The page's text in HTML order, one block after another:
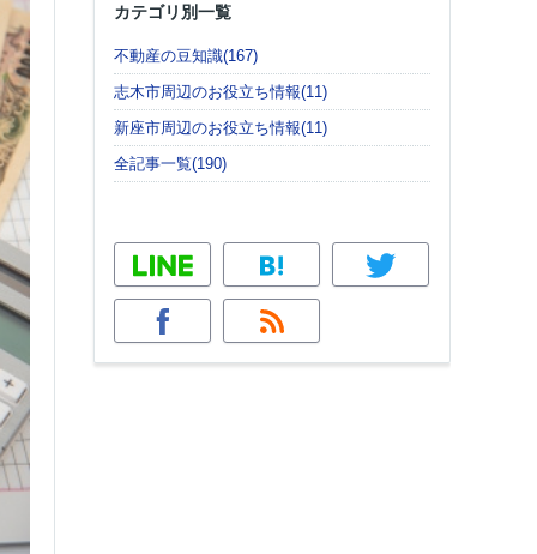
カテゴリ別一覧
不動産の豆知識(167)
志木市周辺のお役立ち情報(11)
新座市周辺のお役立ち情報(11)
全記事一覧(190)